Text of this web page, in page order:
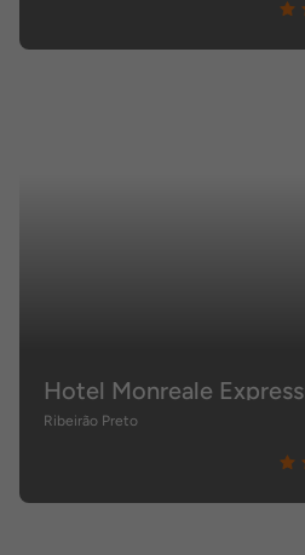
Hotel Monreale
Ribeirão Preto